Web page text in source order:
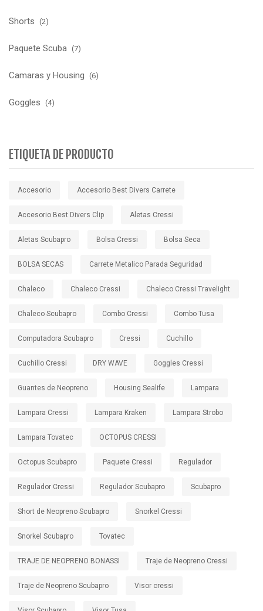
Shorts (2)
Paquete Scuba (7)
Camaras y Housing (6)
Goggles (4)
ETIQUETA DE PRODUCTO
Accesorio Accesorio Best Divers Carrete
Accesorio Best Divers Clip Aletas Cressi
Aletas Scubapro Bolsa Cressi Bolsa Seca
BOLSA SECAS Carrete Metalico Parada Seguridad
Chaleco Chaleco Cressi Chaleco Cressi Travelight
Chaleco Scubapro Combo Cressi Combo Tusa
Computadora Scubapro Cressi Cuchillo
Cuchillo Cressi DRY WAVE Goggles Cressi
Guantes de Neopreno Housing Sealife Lampara
Lampara Cressi Lampara Kraken Lampara Strobo
Lampara Tovatec OCTOPUS CRESSI
Octopus Scubapro Paquete Cressi Regulador
Regulador Cressi Regulador Scubapro Scubapro
Short de Neopreno Scubapro Snorkel Cressi
Snorkel Scubapro Tovatec
TRAJE DE NEOPRENO BONASSI Traje de Neopreno Cressi
Traje de Neopreno Scubapro Visor cressi